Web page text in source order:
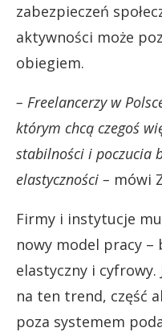
zabezpieczeń
aktywności może
obiegiem.
– Freelancerzy w
którym chcą czegoś
stabilności i poczucia
elastyczności – mówi
Firmy i instytucje
nowy model pracy
elastyczny i cyfrowy.
na ten trend, część
poza systemem